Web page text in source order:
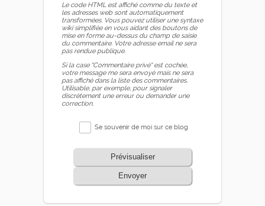
Le code HTML est affiché comme du texte et
les adresses web sont automatiquement
transformées. Vous pouvez utiliser une syntaxe
wiki simplifiée en vous aidant des boutons de
mise en forme au-dessus du champ de saisie
du commentaire. Votre adresse email ne sera
pas rendue publique.
Si la case "Commentaire privé" est cochée,
votre message me sera envoyé mais ne sera
pas affiché dans la liste des commentaires.
Utilisable, par exemple, pour signaler
discrètement une erreur ou demander une
correction.
Se souvenir de moi sur ce blog
Prévisualiser
Envoyer